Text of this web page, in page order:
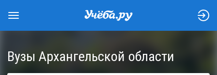
Вузы Архангельской области